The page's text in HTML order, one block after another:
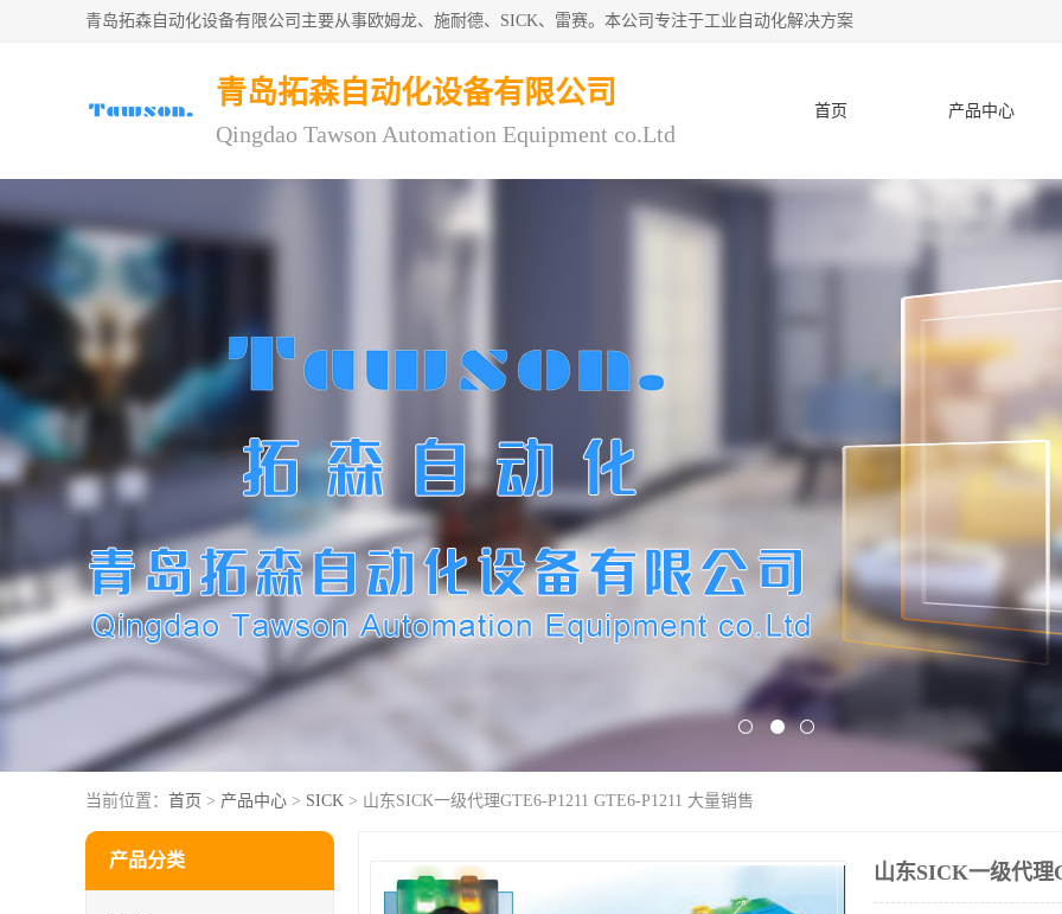
青岛拓森自动化设备有限公司主要从事欧姆龙、施耐德、SICK、雷赛。本公司专注于工业自动化解决方案
青岛拓森自动化设备有限公司
Qingdao Tawson Automation Equipment co.Ltd
首页 产品中心
当前位置： 首页 > 产品中心 > SICK > 山东SICK一级代理GTE6-P1211 GTE6-P1211 大量销售
产品分类
山东SICK一级代理